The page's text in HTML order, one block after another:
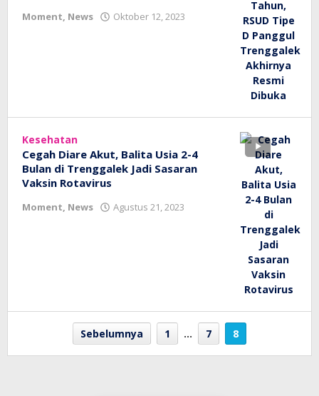
Moment, News Oktober 12, 2023
Kesehatan
Cegah Diare Akut, Balita Usia 2-4
Bulan di Trenggalek Jadi Sasaran
Vaksin Rotavirus
Moment, News Agustus 21, 2023
Sebelumnya 1 … 7 8